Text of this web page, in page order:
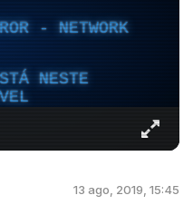
- NETWORK
NESTE
13 ago, 2019, 15:45